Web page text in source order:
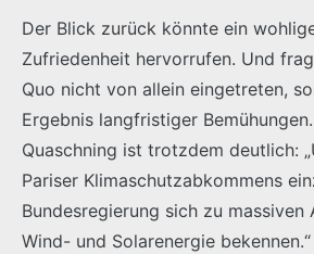
Der Blick zurück könnte ein
Zufriedenheit hervorrufen. Und
Quo nicht von allein eingetreten,
Ergebnis langfristiger
Quaschning ist trotzdem deutlich:
Pariser Klimaschutzabkommens
Bundesregierung sich zu massiven
Wind- und Solarenergie